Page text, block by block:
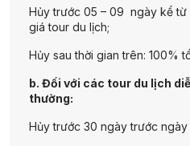
Hủy trước 05 – 09 ngày kể từ
giá tour du lịch;
Hủy sau thời gian trên: 100%
b. Đối với các tour du lịch
thường:
Hủy trước 30 ngày trước ngày